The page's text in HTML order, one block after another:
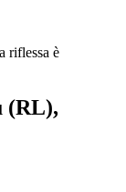
(RL),